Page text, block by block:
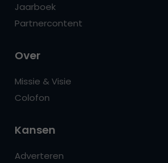
Jaarboek
Partnercontent
Over
Missie & Visie
Colofon
Kansen
Adverteren